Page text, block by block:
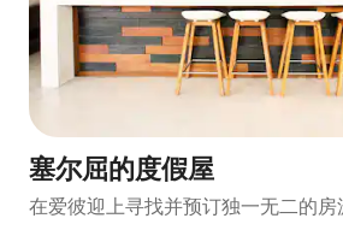
塞尔屈的度假屋
在爱彼迎上寻找并预订独一无二的房